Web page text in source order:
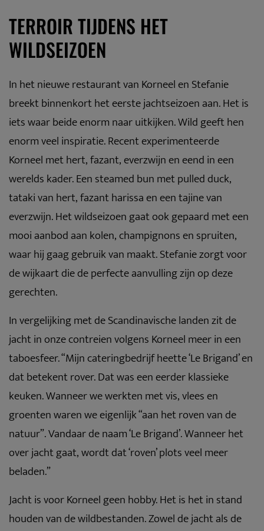
TERROIR TIJDENS HET
WILDSEIZOEN
In het nieuwe restaurant van Korneel en Stefanie
breekt binnenkort het eerste jachtseizoen aan. Het is
iets waar beide enorm naar uitkijken. Wild geeft hen
enorm veel inspiratie. Recent experimenteerde
Korneel met hert, fazant, everzwijn en eend in een
werelds kader. Een steamed bun met pulled duck,
tataki van hert, fazant harissa en een tajine van
everzwijn. Het wildseizoen gaat ook gepaard met een
mooi aanbod aan kolen, champignons en spruiten,
waar hij gaag gebruik van maakt. Stefanie zorgt voor
de wijkaart die de perfecte aanvulling zijn op deze
gerechten.
In vergelijking met de Scandinavische landen zit de
jacht in onze contreien volgens Korneel meer in een
taboesfeer. “Mijn cateringbedrijf heette ‘Le Brigand’ en
dat betekent rover. Dat was een eerder klassieke
keuken. Wanneer we werkten met vis, vlees en
groenten waren we eigenlijk “aan het roven van de
natuur”. Vandaar de naam ‘Le Brigand’. Wanneer het
over jacht gaat, wordt dat ‘roven’ plots veel meer
beladen.”
Jacht is voor Korneel geen hobby. Het is het in stand
houden van de wildbestanden. Zowel de jacht als de